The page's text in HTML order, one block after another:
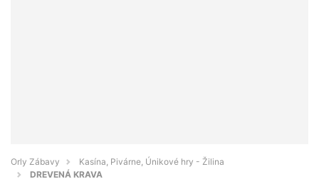
Orly Zábavy
Kasína, Pivárne, Únikové hry - Žilina
DREVENÁ KRAVA